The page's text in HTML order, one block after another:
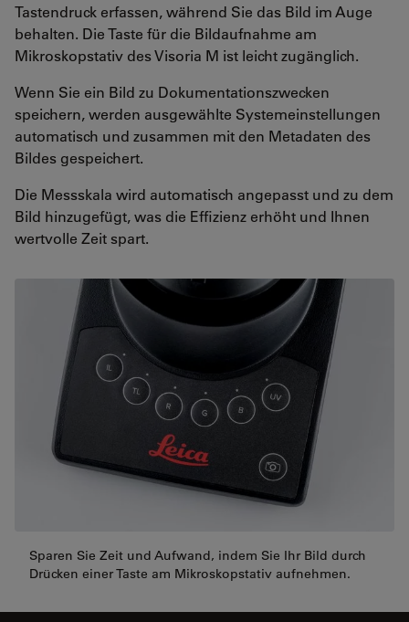
Tastendruck erfassen, während Sie das Bild im Auge
behalten. Die Taste für die Bildaufnahme am
Mikroskopstativ des Visoria M ist leicht zugänglich.
Wenn Sie ein Bild zu Dokumentationszwecken
speichern, werden ausgewählte Systemeinstellungen
automatisch und zusammen mit den Metadaten des
Bildes gespeichert.
Die Messskala wird automatisch angepasst und zu dem
Bild hinzugefügt, was die Effizienz erhöht und Ihnen
wertvolle Zeit spart.
Sparen Sie Zeit und Aufwand, indem Sie Ihr Bild durch
Drücken einer Taste am Mikroskopstativ aufnehmen.